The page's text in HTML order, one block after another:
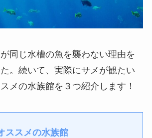
同じ水槽の魚を襲わない理由を
。続いて、実際にサメが観たい
メの水族館を３つ紹介します！
ススメの水族館